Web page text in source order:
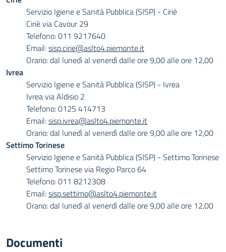
Servizio Igiene e Sanità Pubblica (SISP) - Ciriè
Ciriè via Cavour 29
Telefono: 011 9217640
Email:sisp.cirie@aslto4.piemonte.it
Orario: dal lunedì al venerdì dalle ore 9,00 alle ore 12,00
Ivrea
Servizio Igiene e Sanità Pubblica (SISP) - Ivrea
Ivrea via Aldisio 2
Telefono: 0125 414713
Email:sisp.ivrea@aslto4.piemonte.it
Orario: dal lunedì al venerdì dalle ore 9,00 alle ore 12,00
Settimo Torinese
Servizio Igiene e Sanità Pubblica (SISP) - Settimo Torinese
Settimo Torinese via Regio Parco 64
Telefono: 011 8212308
Email:sisp.settimo@aslto4.piemonte.it
Orario: dal lunedì al venerdì dalle ore 9,00 alle ore 12,00
Documenti